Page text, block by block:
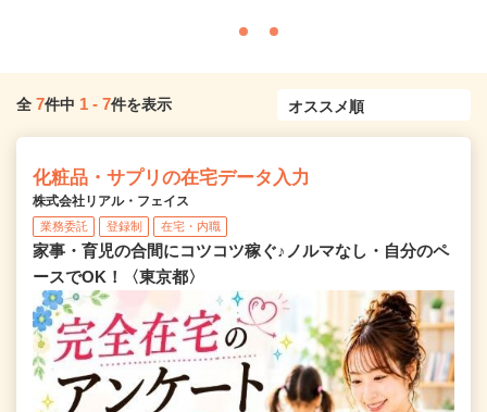
全 7件中 1 - 7件を表示
化粧品・サプリの在宅データ入力
株式会社リアル・フェイス
業務委託 登録制 在宅・内職
家事・育児の合間にコツコツ稼ぐ♪ノルマなし・自分のペ
ースでOK！〈東京都〉